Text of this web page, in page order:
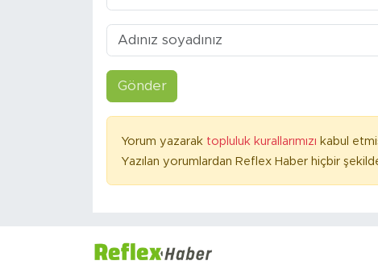
Gönder
Yorum yazarak topluluk kurallarımızı kabul
Yazılan yorumlardan Reflex Haber hiçbir